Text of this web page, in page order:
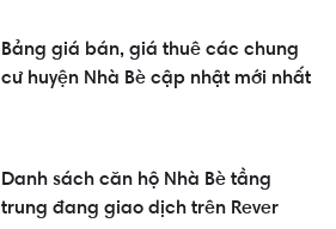
Bảng giá bán, giá thuê các chung
cư huyện Nhà Bè cập nhật mới nhất
Danh sách căn hộ Nhà Bè tầng
trung đang giao dịch trên Rever